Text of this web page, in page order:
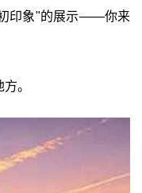
印象"的展示——你来
。